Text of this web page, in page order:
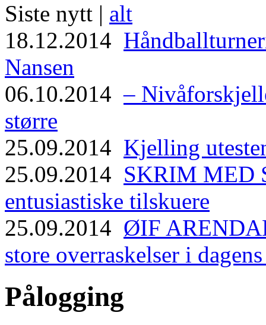
Siste nytt | alt
18.12.2014
Nansen
06.10.2014–
større
25.09.2014 Kjelling
25.09.2014 SKRIM MED
entusiastiske tilskuere
25.09.2014 ØIF
store overraskelser i
Pålogging